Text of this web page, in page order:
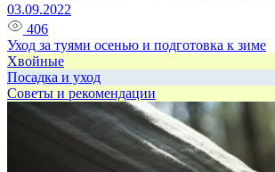
03.09.2022
406
Уход за туями осенью и подготовка к зиме
Хвойные
Посадка и уход
Советы и рекомендации